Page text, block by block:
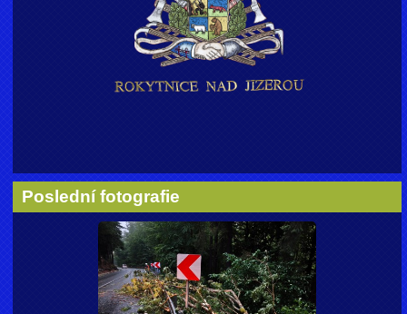
Poslední fotografie